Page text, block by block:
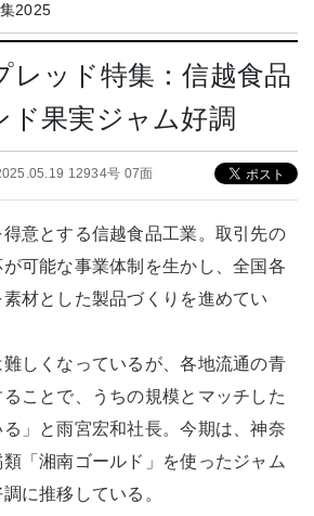
2025
レッド特集：信越食品
果実ジャム好調
12934号 07面
意とする信越食品工業。取引先の
可能な事業体制を生かし、全国各
材とした製品づくりを進めてい
難しくなっているが、各地流通の青
ことで、うちの規模とマッチした
」と雨宮宏和社長。今期は、神奈
「湘南ゴールド」を使ったジャム
に推移している。